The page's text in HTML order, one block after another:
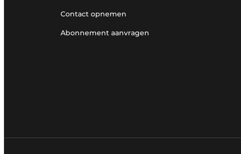
Contact opnemen
Abonnement aanvragen